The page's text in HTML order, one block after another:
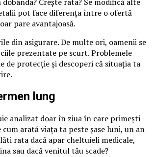
dobânda? Crește rata? Se modifică alte
pot face diferența între o ofertă
pare avantajoasă.
din asigurare. De multe ori, oamenii se
prezentate pe scurt. Problemele
de protecție și descoperi că situația ta
lung
analizat doar în ziua în care primești
arată viața ta peste șase luni, un an
rata dacă apar cheltuieli medicale,
sau dacă venitul tău scade?